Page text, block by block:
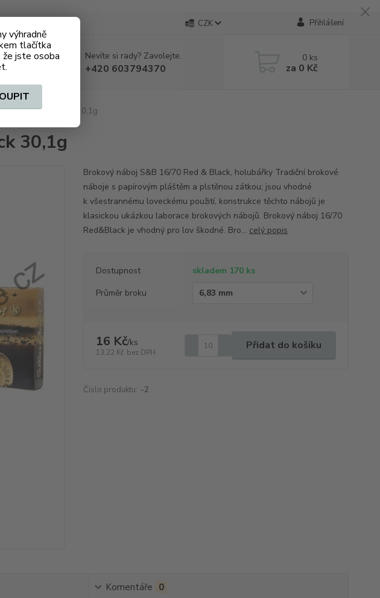
výhradně
tlačítka
jste osoba
CZK Přihlášení
Nevíte si rady? Zavolejte.
+420 603794370
0 ks
za 0 Kč
S&B Red and Black 30,1g
30,1g
Brokový náboj S&B 16/70 Red & Black, holubářky Tradiční brokové
náboje s papírovým pláštěm a plstěnou zátkou; jsou vhodné
k všestrannému loveckému použití, konstrukce těchto nábojů je
klasickou ukázkou laborace brokových nábojů. Brokový náboj 16/70
Red&Black je vhodný pro lov škodné. Bro... celý popis
Dostupnost
skladem 170 ks
Průměr broku
16 Kč/ks
13,22 Kč bez DPH
Přidat do košíku
Číslo produktu: -2
Komentáře 0